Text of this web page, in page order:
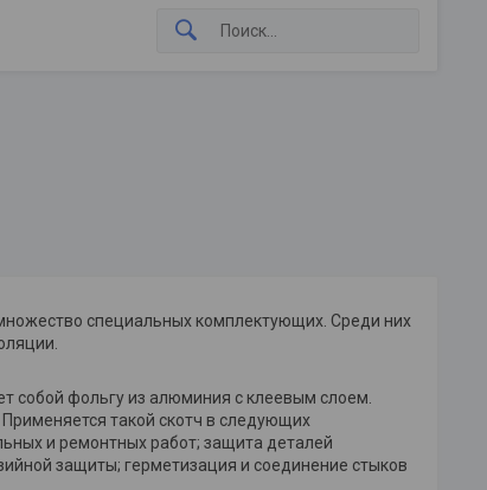
специальных комплектующих. Среди них
собой фольгу из алюминия с клеевым слоем.
такой скотч в следующих
и ремонтных работ; защита деталей
защиты; герметизация и соединение стыков